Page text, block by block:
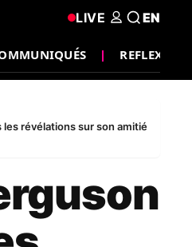
REFLEXION
LIVE EN
les révélations sur son amitié